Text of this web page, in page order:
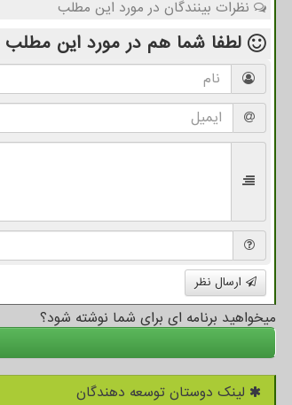
نظرات بینندگان در مورد این مطلب
لطفا شما هم در مورد این مطلب
ارسال نظر
میخواهید برنامه ای برای شما نوشته شود؟
لینک دوستان توسعه دهندگان